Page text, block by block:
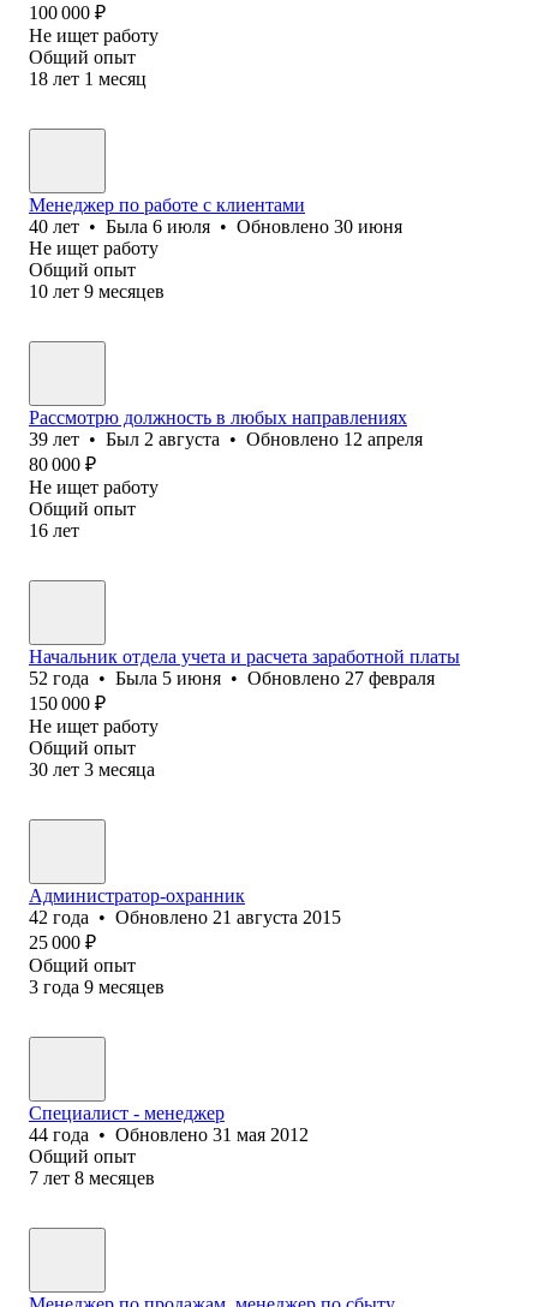
100 000 ₽
Не ищет работу
Общий опыт
18 лет 1 месяц
Менеджер по работе с клиентами
40 лет • Была 6 июля • Обновлено 30 июня
Не ищет работу
Общий опыт
10 лет 9 месяцев
Рассмотрю должность в любых направлениях
39 лет • Был 2 августа • Обновлено 12 апреля
80 000 ₽
Не ищет работу
Общий опыт
16 лет
Начальник отдела учета и расчета заработной платы
52 года • Была 5 июня • Обновлено 27 февраля
150 000 ₽
Не ищет работу
Общий опыт
30 лет 3 месяца
Администратор-охранник
42 года • Обновлено 21 августа 2015
25 000 ₽
Общий опыт
3 года 9 месяцев
Специалист - менеджер
44 года • Обновлено 31 мая 2012
Общий опыт
7 лет 8 месяцев